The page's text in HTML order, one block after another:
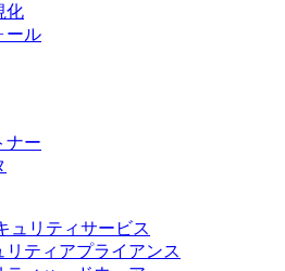
化
ール
ナー
ュリティサービス
ティアプライアンス